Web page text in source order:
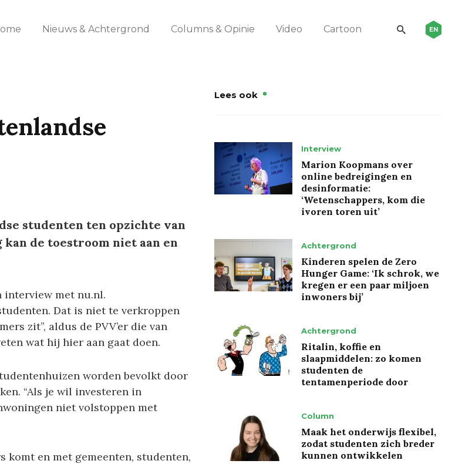
Nieuws & Achtergrond Columns & Opinie Video Cartoon EN
studenten ten opzichte van
de toestroom niet aan en
interview met nu.nl.
Dat is niet te verkroppen
zit”, aldus de PVV’er die van
wat hij hier aan gaat doen.
worden bevolkt door
“Als je wil investeren in
niet volstoppen met
komt en met gemeenten, studenten,
Lees ook
Interview
Marion Koopmans over
online bedreigingen en
desinformatie:
‘Wetenschappers, kom die
ivoren toren uit’
Achtergrond
Kinderen spelen de Zero
Hunger Game: ‘Ik schrok, we
kregen er een paar miljoen
inwoners bij’
Achtergrond
Ritalin, koffie en
slaapmiddelen: zo komen
studenten de
tentamenperiode door
Column
Maak het onderwijs flexibel,
zodat studenten zich breder
kunnen ontwikkelen